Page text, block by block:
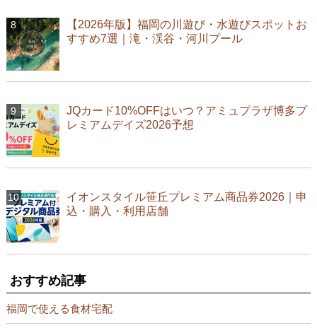
【2026年版】福岡の川遊び・水遊びスポットお
すすめ7選｜滝・渓谷・河川プール
JQカード10%OFFはいつ？アミュプラザ博多プ
レミアムデイズ2026予想
イオンスタイル笹丘プレミアム商品券2026｜申
込・購入・利用店舗
おすすめ記事
福岡で使える食材宅配